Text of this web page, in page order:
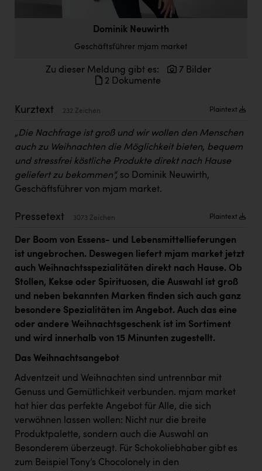
Firmenradl
IFE Austria GmbH
Immotech
INTERSPAR
Jane Goodall Institute Austria
Kärcher
Karin Liedl
KEBA
KIWI Kinderwunsch Institut Dr. Loimer
KLIPP Frisör
Kleider Bauer
Maximarkt
Oldtimer Raststationen und Motorhotels
Österreichischer Kachelofenverband
Dominik Neuwirth
Geschäftsführer mjam market
Zu dieser Meldung gibt es:
7 Bilder
2 Dokumente
Kurztext 232 Zeichen Plaintext
„Die Nachfrage ist groß und wir wollen den Menschen
auch zu Weihnachten die Möglichkeit bieten, bequem
und stressfrei köstliche Produkte direkt nach Hause
geliefert zu bekommen“, so Dominik Neuwirth,
Geschäftsführer von mjam market.
Pressetext 3073 Zeichen Plaintext
Der Boom von Essens- und Lebensmittellieferungen
ist ungebrochen. Deswegen liefert mjam market jetzt
auch Weihnachtsspezialitäten direkt nach Hause. Ob
Stollen, Kekse oder Spirituosen, die Auswahl ist groß
und neben bekannten Marken finden sich auch ganz
besondere Spezialitäten im Angebot. Auch das eine
oder andere Weihnachtsgeschenk ist im Sortiment
und wird innerhalb von 15 Minunten zugestellt.
Das Weihnachtsangebot
Adventzeit und Weihnachten sind untrennbar mit
Genuss und Gemütlichkeit verbunden. mjam market
hat hier das perfekte Angebot für Alle, die sich
verwöhnen lassen wollen: Nicht nur die breite
Produktpalette, sondern auch die Auswahl an
Besonderem überzeugt. Für Schokoliebhaber gibt es
zum Beispiel Tony’s Chocolonely in den